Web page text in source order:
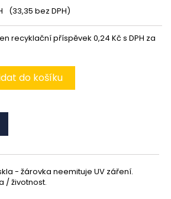
(33,35 bez DPH)
recyklační příspěvek 0,24 Kč s DPH za
do košíku
- žárovka neemituje UV záření.
/ životnost.